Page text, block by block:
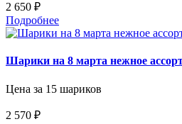
2 650 ₽
Подробнее
Шарики на 8 марта нежное
Цена за 15 шариков
2 570 ₽